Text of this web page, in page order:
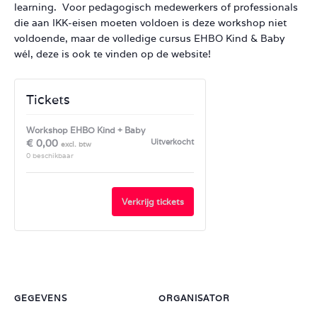
learning. Voor pedagogisch medewerkers of professionals
die aan IKK-eisen moeten voldoen is deze workshop niet
voldoende, maar de volledige cursus EHBO Kind & Baby
wél, deze is ook te vinden op de website!
GEGEVENS
ORGANISATOR
Tickets
Workshop EHBO Kind + Baby
€ 0,00
0 beschikbaar
Uitverkocht
Verkrijg tickets